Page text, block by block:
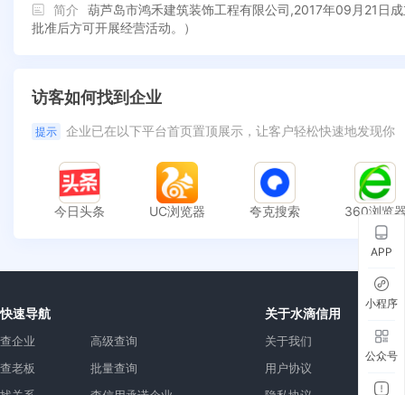
简介
葫芦岛市鸿禾建筑装饰工程有限公司,2017年09月21日
批准后方可开展经营活动。）
访客如何找到企业
提示 企业已在以下平台首页置顶展示，让客户轻松快速地发现你
今日头条 UC浏览器 夸克搜索 360浏览
快速导航
查企业
查老板
高级查询
批量查询
关于水滴信用
关于我们
用户协议
APP
小程序
公众号